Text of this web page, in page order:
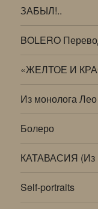
ЗАБЫЛ!..
BOLERO
«ЖЕЛТОЕ И
Из монолога Лео
Болеро
КАТАВАСИЯ (Из
Self-portraits